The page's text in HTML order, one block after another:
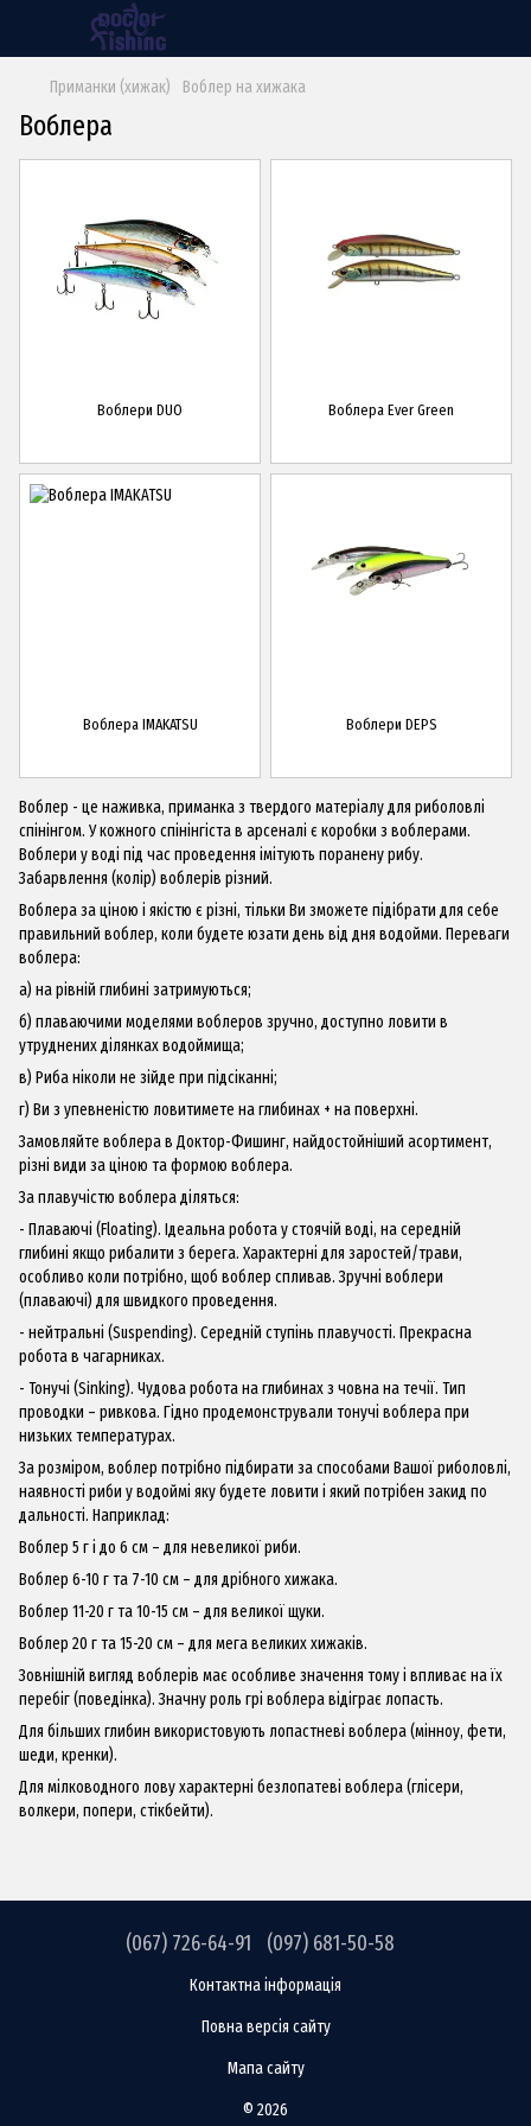
Приманки (хижак) Воблер на хижака
Воблера
Воблер - це наживка, приманка з твердого матеріалу для риболовлі
спінінгом. У кожного спінінгіста в арсеналі є коробки з воблерами.
Воблери у воді під час проведення імітують поранену рибу.
Забарвлення (колір) воблерів різний.
Воблера за ціною і якістю є різні, тільки Ви зможете підібрати для себе
правильний воблер, коли будете юзати день від дня водойми. Переваги
воблера:
а) на рівній глибині затримуються;
б) плаваючими моделями воблеров зручно, доступно ловити в
утруднених ділянках водоймища;
в) Риба ніколи не зійде при підсіканні;
г) Ви з упевненістю ловитимете на глибинах + на поверхні.
Замовляйте воблера в Доктор-Фишинг, найдостойніший асортимент,
різні види за ціною та формою воблера.
За плавучістю воблера діляться:
- Плаваючі (Floating). Ідеальна робота у стоячій воді, на середній
глибині якщо рибалити з берега. Характерні для заростей/трави,
особливо коли потрібно, щоб воблер спливав. Зручні воблери
(плаваючі) для швидкого проведення.
- нейтральні (Suspending). Середній ступінь плавучості. Прекрасна
робота в чагарниках.
- Тонучі (Sinking). Чудова робота на глибинах з човна на течії. Тип
проводки – ривкова. Гідно продемонстрували тонучі воблера при
низьких температурах.
За розміром, воблер потрібно підбирати за способами Вашої риболовлі,
наявності риби у водоймі яку будете ловити і який потрібен закид по
дальності. Наприклад:
Воблер 5 г і до 6 см – для невеликої риби.
Воблер 6-10 г та 7-10 см – для дрібного хижака.
Воблер 11-20 г та 10-15 см – для великої щуки.
Воблер 20 г та 15-20 см – для мега великих хижаків.
Зовнішній вигляд воблерів має особливе значення тому і впливає на їх
перебіг (поведінка). Значну роль грі воблера відіграє лопасть.
Для більших глибин використовують лопастневі воблера (мінноу, фети,
шеди, кренки).
Для мілководного лову характерні безлопатеві воблера (глісери,
волкери, попери, стікбейти).
Воблери DUO Воблера Ever Green
Воблера IMAKATSU Воблери DEPS
(067) 726-64-91 (097) 681-50-58
Контактна інформація
Повна версія сайту
Мапа сайту
© 2026